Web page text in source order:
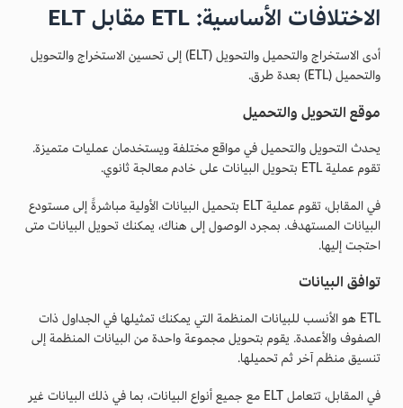
الاختلافات الأساسية: ETL مقابل ELT
أدى الاستخراج والتحميل والتحويل (ELT) إلى تحسين الاستخراج والتحويل
والتحميل (ETL) بعدة طرق.
موقع التحويل والتحميل
يحدث التحويل والتحميل في مواقع مختلفة ويستخدمان عمليات متميزة.
تقوم عملية ETL بتحويل البيانات على خادم معالجة ثانوي.
في المقابل، تقوم عملية ELT بتحميل البيانات الأولية مباشرةً إلى مستودع
البيانات المستهدف. بمجرد الوصول إلى هناك، يمكنك تحويل البيانات متى
احتجت إليها.
توافق البيانات
ETL هو الأنسب للبيانات المنظمة التي يمكنك تمثيلها في الجداول ذات
الصفوف والأعمدة. يقوم بتحويل مجموعة واحدة من البيانات المنظمة إلى
تنسيق منظم آخر ثم تحميلها.
في المقابل، تتعامل ELT مع جميع أنواع البيانات، بما في ذلك البيانات غير